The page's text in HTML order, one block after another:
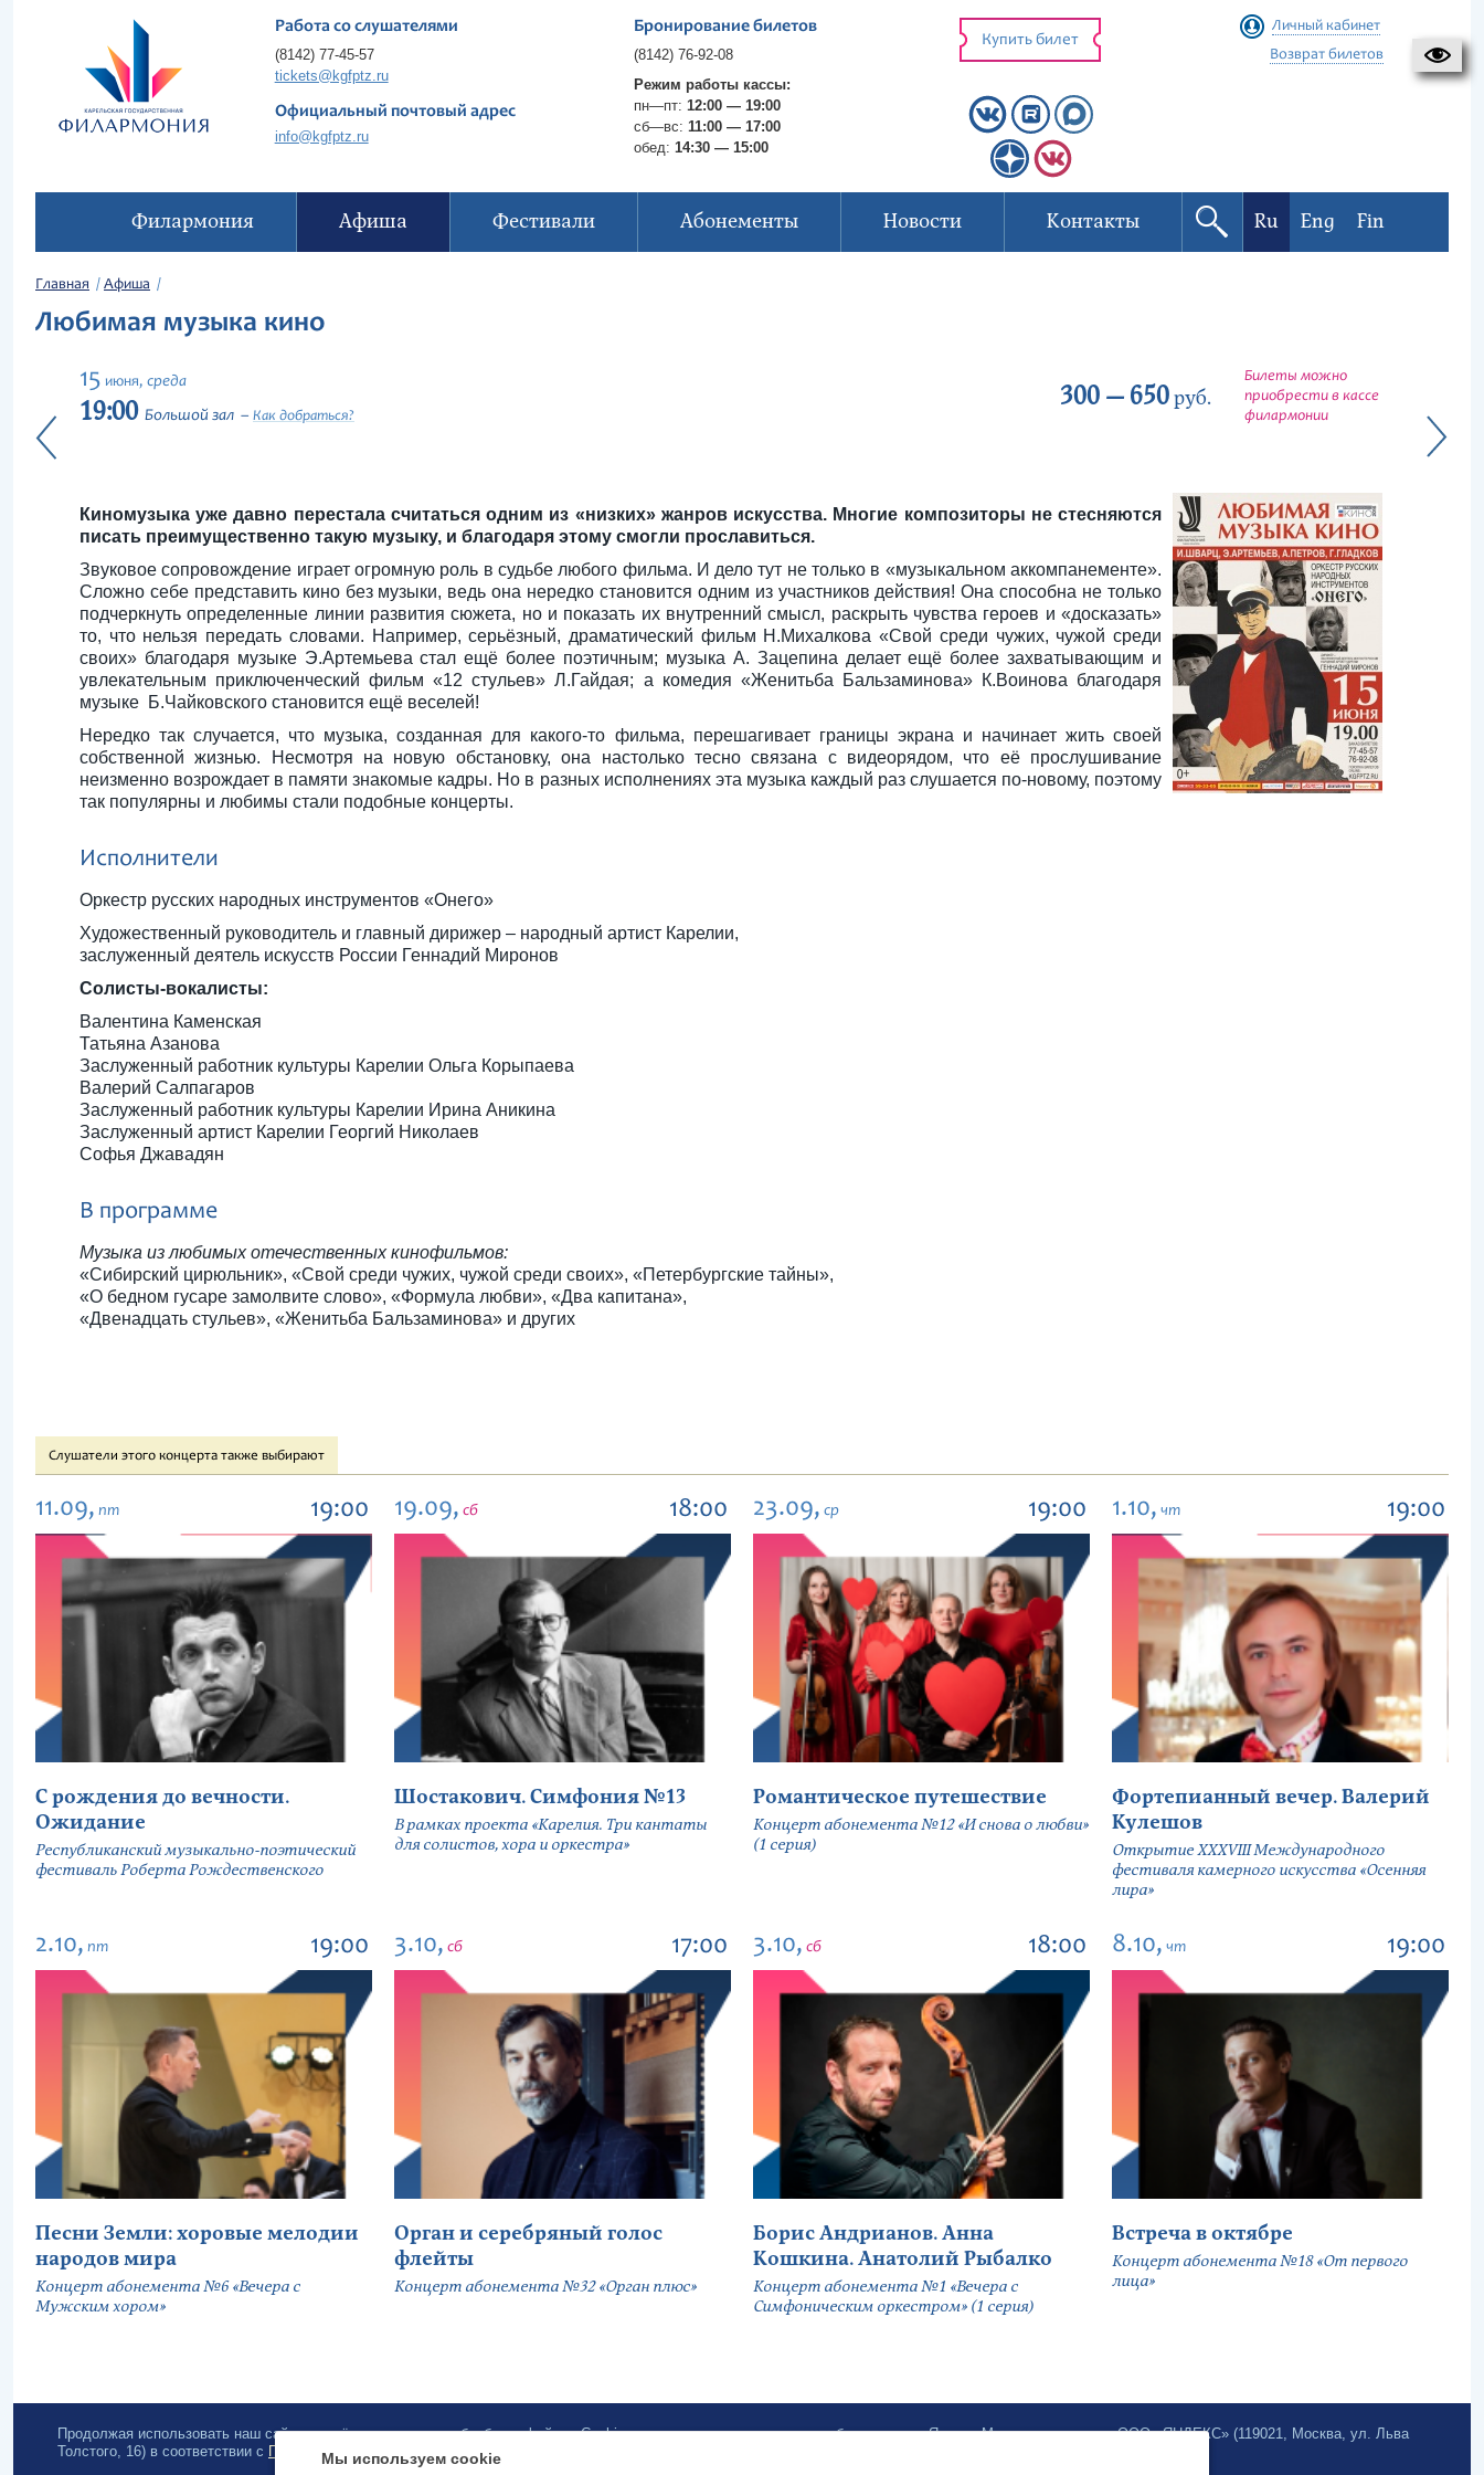
Работа со слушателями
(8142) 77-45-57
tickets@kgfptz.ru
Официальный почтовый адрес
info@kgfptz.ru
Бронирование билетов
(8142) 76-92-08
Режим работы кассы:
пн—пт: 12:00 — 19:00
сб—вс: 11:00 — 17:00
обед: 14:30 — 15:00
Купить билет
Личный кабинет
Возврат билетов
Филармония Афиша Фестивали Абонементы Новости Контакты Ru Eng Fin
Главная Афиша
Любимая музыка кино
15 июня, среда
19:00 Большой зал Как добраться?
300 — 650руб.
Билеты можно
приобрести в кассе
филармонии
Киномузыка уже давно перестала считаться одним из «низких» жанров искусства. Многие композиторы не стесняются
писать преимущественно такую музыку, и благодаря этому смогли прославиться.
Звуковое сопровождение играет огромную роль в судьбе любого фильма. И дело тут не только в «музыкальном аккомпанементе».
Сложно себе представить кино без музыки, ведь она нередко становится одним из участников действия! Она способна не только
подчеркнуть определенные линии развития сюжета, но и показать их внутренний смысл, раскрыть чувства героев и «досказать»
то, что нельзя передать словами. Например, серьёзный, драматический фильм Н.Михалкова «Свой среди чужих, чужой среди
своих» благодаря музыке Э.Артемьева стал ещё более поэтичным; музыка А. Зацепина делает ещё более захватывающим и
увлекательным приключенческий фильм «12 стульев» Л.Гайдая; а комедия «Женитьба Бальзаминова» К.Воинова благодаря
музыке Б.Чайковского становится ещё веселей!
Нередко так случается, что музыка, созданная для какого-то фильма, перешагивает границы экрана и начинает жить своей
собственной жизнью. Несмотря на новую обстановку, она настолько тесно связана с видеорядом, что её прослушивание
неизменно возрождает в памяти знакомые кадры. Но в разных исполнениях эта музыка каждый раз слушается по-новому, поэтому
так популярны и любимы стали подобные концерты.
Исполнители
Оркеcтр русских народных инструментов «Онего»
Художественный руководитель и главный дирижер – народный артист Карелии,
заслуженный деятель искусств России Геннадий Миронов
Солисты-вокалисты:
Валентина Каменская
Татьяна Азанова
Заслуженный работник культуры Карелии Ольга Корыпаева
Валерий Салпагаров
Заслуженный работник культуры Карелии Ирина Аникина
Заслуженный артист Карелии Георгий Николаев
Софья Джавадян
В программе
Музыка из любимых отечественных кинофильмов:
«Сибирский цирюльник», «Свой среди чужих, чужой среди своих», «Петербургские тайны»,
«О бедном гусаре замолвите слово», «Формула любви», «Два капитана»,
«Двенадцать стульев», «Женитьба Бальзаминова» и других
Слушатели этого концерта также выбирают
11.09, пт 19:00
С рождения до вечности.
Ожидание
Республиканский музыкально-поэтический
фестиваль Роберта Рождественского
19.09, сб 18:00
Шостакович. Симфония №13
В рамках проекта «Карелия. Три кантаты
для солистов, хора и оркестра»
23.09, ср 19:00
Романтическое путешествие
Концерт абонемента №12 «И снова о любви»
(1 серия)
1.10, чт 19:00
Фортепианный вечер. Валерий
Кулешов
Открытие ХХХVIII Международного
фестиваля камерного искусства «Осенняя
лира»
2.10, пт 19:00
Песни Земли: хоровые мелодии
народов мира
Концерт абонемента №6 «Вечера с
Мужским хором»
3.10, сб 17:00
Орган и серебряный голос
флейты
Концерт абонемента №32 «Орган плюс»
3.10, сб 18:00
Борис Андрианов. Анна
Кошкина. Анатолий Рыбалко
Концерт абонемента №1 «Вечера с
Симфоническим оркестром» (1 серия)
8.10, чт 19:00
Встреча в октябре
Концерт абонемента №18 «От первого
лица»
Продолжая использовать наш сайт, вы даёте согласие на обработку файлов Cookies и использование сервисов веб-аналитики «Яндекс.Метрика» компании ООО «ЯНДЕКС» (119021, Москва, ул. Льва
Толстого, 16) в соответствии с Политикой конфиденциальности .
Мы используем cookie